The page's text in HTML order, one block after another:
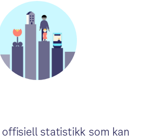
statistikk som kan